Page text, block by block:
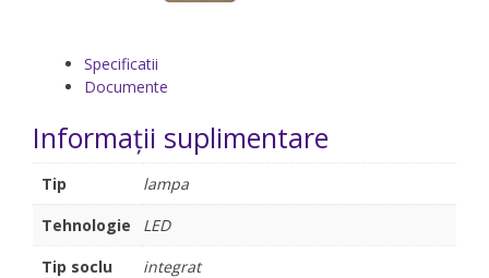
Specificatii
Documente
Informații suplimentare
Tip
lampa
Tehnologie
LED
Tip soclu
integrat